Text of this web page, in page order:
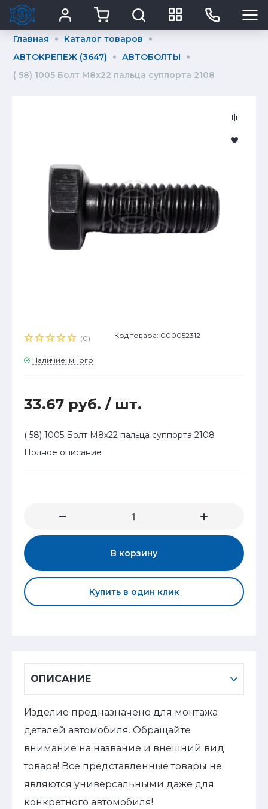
Главная
Каталог товаров
АВТОКРЕПЕЖ (3647)
АВТОБОЛТЫ
( 58) 1005 Болт М8х22 пальца суппорта 2108
(0) Код товара: 000052312
Наличие: много
33.67 руб. / шт.
( 58) 1005 Болт М8х22 пальца суппорта 2108
Полное описание
В корзину
Купить в один клик
ОПИСАНИЕ
Изделие предназначено для монтажа
деталей автомобиля. Обращайте
внимание на название и внешний вид
товара! Все представленные товары не
являются универсальными даже для
конкретного автомобиля!